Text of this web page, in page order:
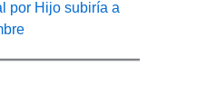
por Hijo subiría a